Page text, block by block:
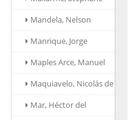
Mandela, Nelson
Manrique, Jorge
Maples Arce, Manuel
Maquiavelo, Nicolás de
Mar, Héctor del